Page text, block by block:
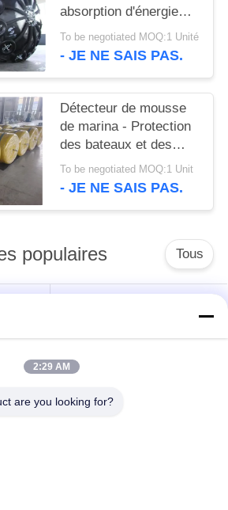
absorption d'énergie
pour l'amarrage au quai
du navire
To be negotiated MOQ:1 Unité
- JE NE SAIS PAS.
Détecteur de mousse
de marina - Protection
des bateaux et des
quais de yachts
To be negotiated MOQ:1 Unit
- JE NE SAIS PAS.
populaires Tous
Yokohama
airbag en caoutchouc
2:29 AM
are you looking for?